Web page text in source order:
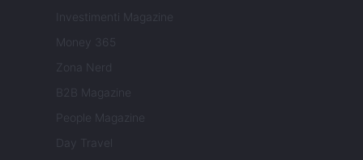
Investimenti Magazine
Money 365
Zona Nerd
B2B Magazine
People Magazine
Day Travel